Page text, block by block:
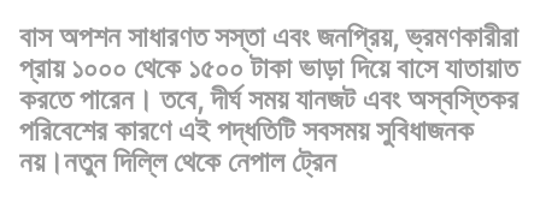
বাস অপশন সাধারণত সস্তা এবং জনপ্রিয়, ভ্রমণকারীরা
প্রায় ১০০০ থেকে ১৫০০ টাকা ভাড়া দিয়ে বাসে যাতায়াত
করতে পারেন। তবে, দীর্ঘ সময় যানজট এবং অস্বস্তিকর
পরিবেশের কারণে এই পদ্ধতিটি সবসময় সুবিধাজনক
নয়।নতুন দিল্লি থেকে নেপাল ট্রেন